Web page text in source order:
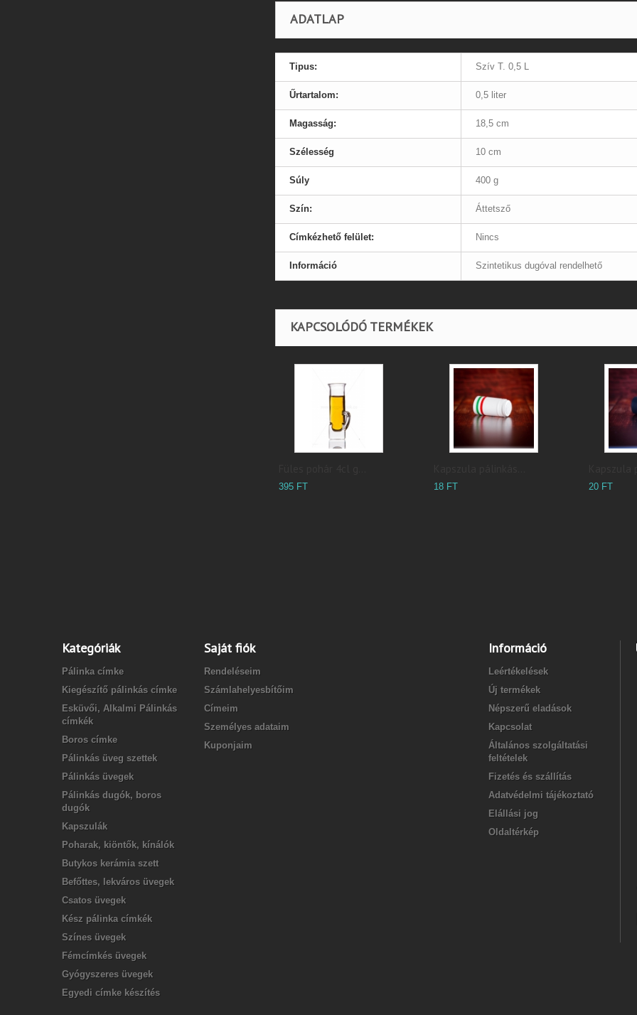
ADATLAP
Tipus: Szív T. 0,5 L
Űrtartalom: 0,5 liter
Magasság: 18,5 cm
Szélesség 10 cm
Súly 400 g
Szín: Áttetsző
Címkézhető felület: Nincs
Információ Szintetikus dugóval rendelhető
KAPCSOLÓDÓ TERMÉKEK
395 FT 18 FT 20 FT
Kategóriák
Pálinka címke
Kiegészítő pálinkás címke
Esküvői, Alkalmi Pálinkás
címkék
Boros címke
Pálinkás üveg szettek
Pálinkás üvegek
Pálinkás dugók, boros
dugók
Kapszulák
Poharak, kiöntők, kínálók
Butykos kerámia szett
Befőttes, lekváros üvegek
Csatos üvegek
Kész pálinka címkék
Színes üvegek
Fémcímkés üvegek
Gyógyszeres üvegek
Egyedi címke készítés
Saját fiók
Rendeléseim
Számlahelyesbítőim
Címeim
Személyes adataim
Kuponjaim
Információ
Leértékelések
Új termékek
Népszerű eladások
Kapcsolat
Általános szolgáltatási
feltételek
Fizetés és szállítás
Adatvédelmi tájékoztató
Elállási jog
Oldaltérkép